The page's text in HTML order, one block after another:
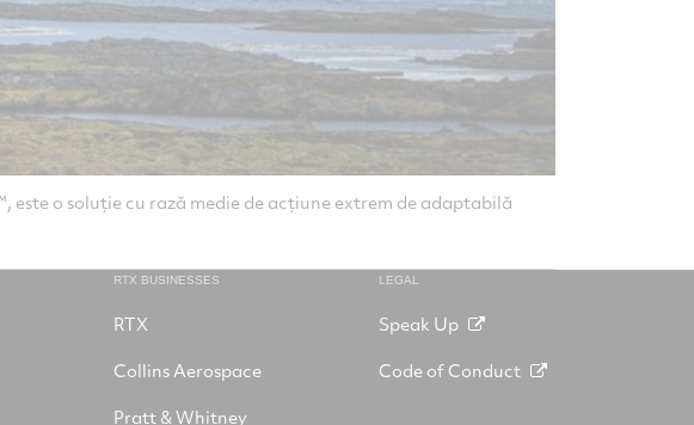
o soluție cu rază medie de acțiune extrem de adaptabilă
RTX BUSINESSES
RTX
Collins Aerospace
Pratt & Whitney
LEGAL
Speak Up
Code of Conduct